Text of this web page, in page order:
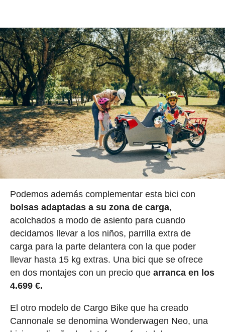
Podemos además complementar esta bici con
bolsas adaptadas a su zona de carga,
acolchados a modo de asiento para cuando
decidamos llevar a los niños, parrilla extra de
carga para la parte delantera con la que poder
llevar hasta 15 kg extras. Una bici que se ofrece
en dos montajes con un precio quearranca en los
4.699 €.
El otro modelo de Cargo Bike que ha creado
Cannonale se denomina Wonderwagen Neo, una